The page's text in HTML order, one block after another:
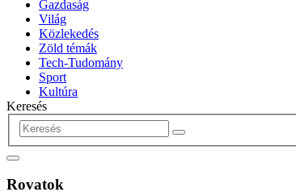
Gazdaság
Világ
Közlekedés
Zöld témák
Tech-Tudomány
Sport
Kultúra
Keresés
Rovatok